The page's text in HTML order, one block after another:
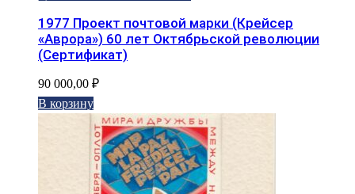
1977 Проект почтовой марки (Крейсер
«Аврора») 60 лет Октябрьской революции
(Сертификат)
90 000,00 ₽
В корзину